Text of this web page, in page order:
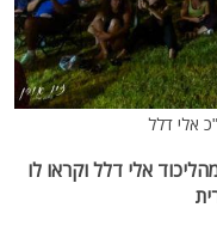
אלי דלל
אלי דלל וקראו לו